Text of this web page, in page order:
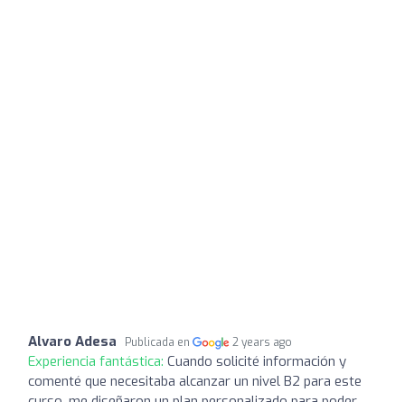
Alvaro Adesa Publicada en 2 years ago
Experiencia fantástica: Cuando solicité información y
comenté que necesitaba alcanzar un nivel B2 para este